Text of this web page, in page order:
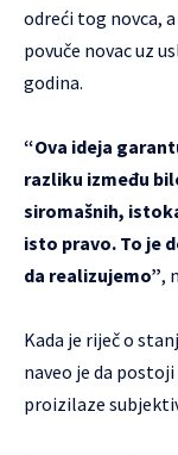
odreći tog novca,
povuče novac uz
godina.
“Ova ideja
razliku između
siromašnih,
isto pravo. To je
da realizujemo”,
Kada je riječ o
naveo je da
proizilaze